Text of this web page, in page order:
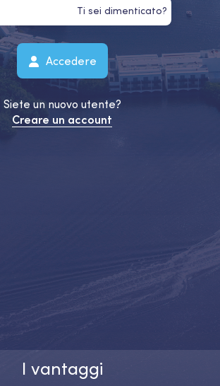
Ti sei dimenticato?
Accedere
Siete un nuovo utente?
Creare un account
I vantaggi